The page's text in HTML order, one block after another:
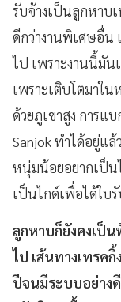
รับจ้างเป็นลูกหาบ
ดีกว่างานพิเศษอื่น
ไป เพราะงานนี้มัน
เพราะเติบโตมาใ
ด้วยภูเขาสูง การแ
Sanjok ทำได้อยู่แ
หนุ่มน้อยอยากเป็น
เป็นไกด์เพื่อได้ใบ
ลูกหาบก็ยังคงเป็
ไป เส้นทางเทรค
ปีจนมีระบบอย่าง